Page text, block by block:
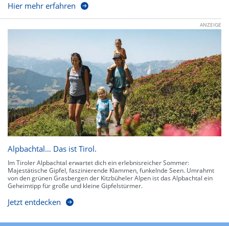
Hier mehr erfahren
ANZEIGE
Alpbachtal… Das ist Tirol.
Im Tiroler Alpbachtal erwartet dich ein erlebnisreicher Sommer:
Majestätische Gipfel, faszinierende Klammen, funkelnde Seen. Umrahmt
von den grünen Grasbergen der Kitzbüheler Alpen ist das Alpbachtal ein
Geheimtipp für große und kleine Gipfelstürmer.
Jetzt entdecken